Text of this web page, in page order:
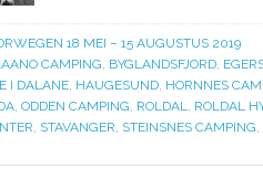
18 MEI – 15 AUGUSTUS 2019
CAMPING, BYGLANDSFJORD,
I DALANE, HAUGESUND, HORNNES
, ODDEN CAMPING, ROLDAL, ROLDAL
, STAVANGER, STEINSNES CAMPING,